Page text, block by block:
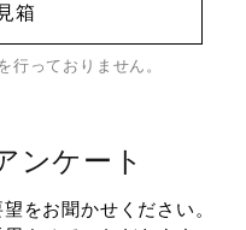
箱
行っておりません。
ンケート
をお聞かせください。